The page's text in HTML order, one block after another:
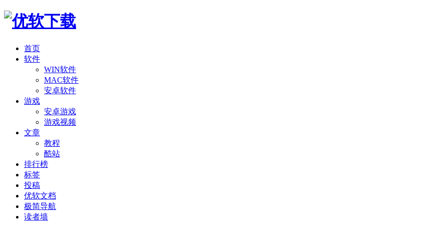
首页
软件
WIN软件
MAC软件
安卓软件
游戏
安卓游戏
游戏视频
文章
教程
酷站
排行榜
标签
投稿
优软文档
极简导航
读者墙